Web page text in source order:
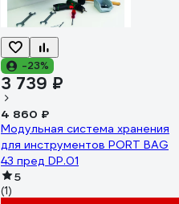
-23%
3 739 ₽
4 860 ₽
Модульная система хранения
для инструментов PORT BAG
43 пред DP.01
5
(1)